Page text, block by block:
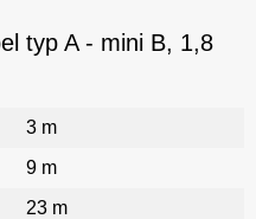
typ A - mini B, 1,8
3 m
9 m
23 m